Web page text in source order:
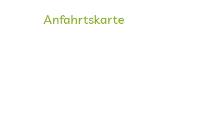
Anfahrtskarte